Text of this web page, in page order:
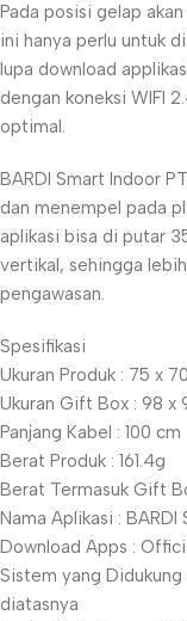
Pada posisi gelap
ini hanya perlu untuk
lupa download
dengan koneksi WIFI
optimal.
BARDI Smart Indoor
dan menempel pada
aplikasi bisa di putar
vertikal, sehingga
pengawasan.
Spesifikasi
Ukuran Produk : 75 x
Ukuran Gift Box : 98 x
Panjang Kabel : 100 cm
Berat Produk : 161.4g
Berat Termasuk Gift
Nama Aplikasi : BARDI
Download Apps :
Sistem yang
diatasnya